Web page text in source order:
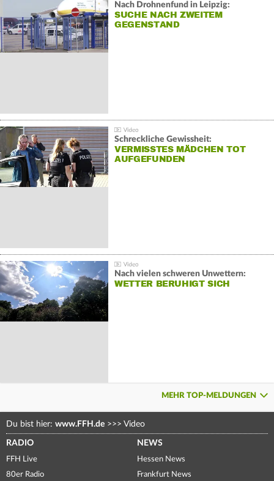
Nach Drohnenfund in Leipzig:
SUCHE NACH ZWEITEM
GEGENSTAND
Schreckliche Gewissheit:
VERMISSTES MÄDCHEN TOT
AUFGEFUNDEN
Nach vielen schweren Unwettern:
WETTER BERUHIGT SICH
MEHR TOP-MELDUNGEN
Du bist hier: www.FFH.de >>> Video
RADIO
FFH Live
80er Radio
NEWS
Hessen News
Frankfurt News